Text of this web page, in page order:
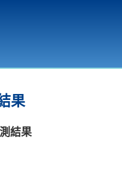
果
結果